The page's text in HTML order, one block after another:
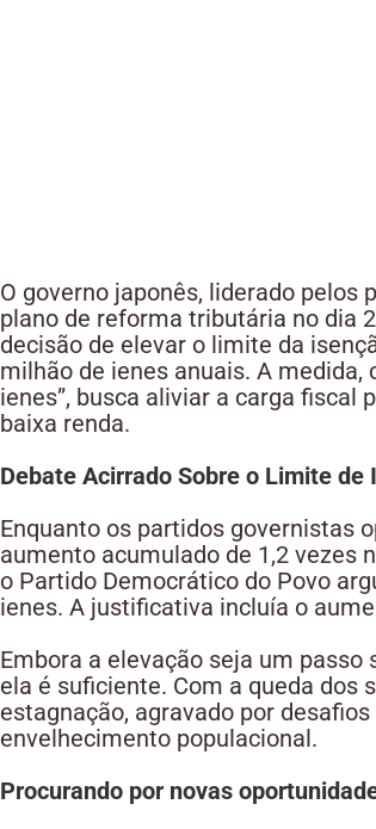
O governo japonês, liderado
plano de reforma tributária no dia
decisão de elevar o limite da
milhão de ienes anuais. A medida,
ienes”, busca aliviar a carga fiscal
baixa renda.
Debate Acirrado Sobre o Limite de
Enquanto os partidos governistas
aumento acumulado de 1,2 vezes
o Partido Democrático do Povo
ienes. A justificativa incluía o
Embora a elevação seja um
ela é suficiente. Com a queda dos
estagnação, agravado por
envelhecimento populacional.
Procurando por novas